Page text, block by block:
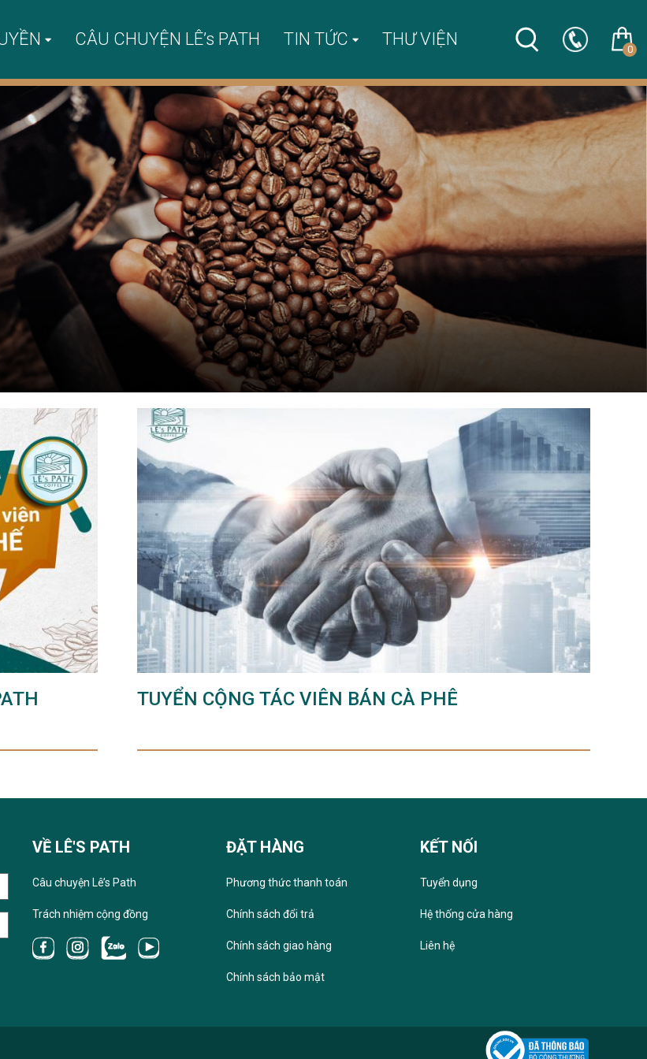
CÂU CHUYỆN LÊ’s PATH TIN TỨC THƯ VIỆN 0
TUYỂN CỘNG TÁC VIÊN BÁN CÀ PHÊ
VỀ LÊ'S PATH
Câu chuyện Lê’s Path
Trách nhiệm cộng đồng
ĐẶT HÀNG
Phương thức thanh toán
Chính sách đổi trả
Chính sách giao hàng
Chính sách bảo mật
KẾT NỐI
Tuyển dụng
Hệ thống cửa hàng
Liên hệ